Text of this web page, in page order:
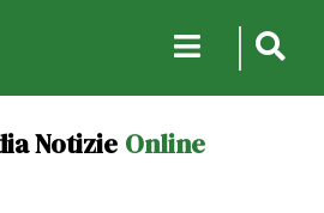
Notizie Online